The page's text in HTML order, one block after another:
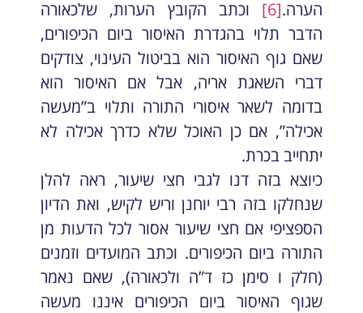
הערה.[6]
וכתב הקובץ הערות, שלכאורה
הדבר תלוי בהגדרת האיסור ביום הכיפורים,
שאם גוף האיסור הוא בביטול העינוי, צודקים
דברי השאגת אריה, אבל אם האיסור הוא
בדומה לשאר איסורי התורה ותלוי ב”מעשה
אכילה”, אם כן האוכל שלא כדרך אכילה לא
יתחייב בכרת.
כיוצא בזה דנו לגבי חצי שיעור, ראה להלן
שנחלקו בזה רבי יוחנן וריש לקיש, ואת הדיון
הספציפי אם חצי שיעור אסור לכל הדעות מן
התורה ביום הכיפורים. וכתב המועדים וזמנים
(חלק ו סימן כז ד”ה ולכאורה), שאם נאמר
שגוף האיסור ביום הכיפורים איננו מעשה